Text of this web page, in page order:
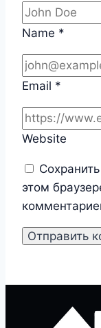
Name *
Email *
Website
этом